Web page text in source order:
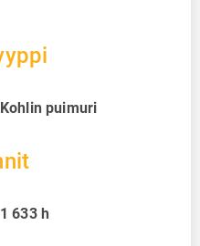
Kohlin puimuri
1 633 h